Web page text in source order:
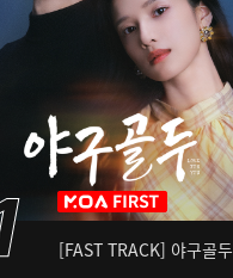
[FAST TRACK] 야구골두